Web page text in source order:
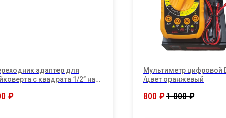
адаптер для
с квадрата 1/2’’ на
₽
Мультиметр цифровой
/цвет оранжевый
800 ₽1 000 ₽